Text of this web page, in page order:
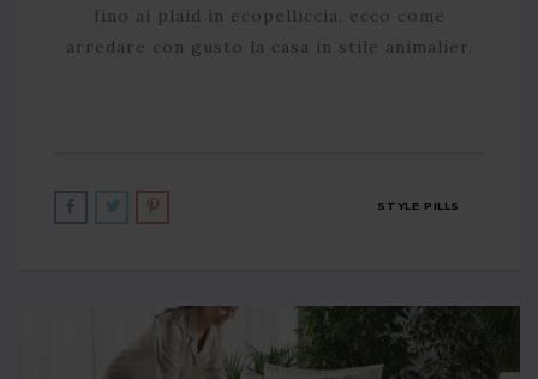
fino ai plaid in ecopelliccia, ecco come
arredare con gusto la casa in stile animalier.
STYLE PILLS